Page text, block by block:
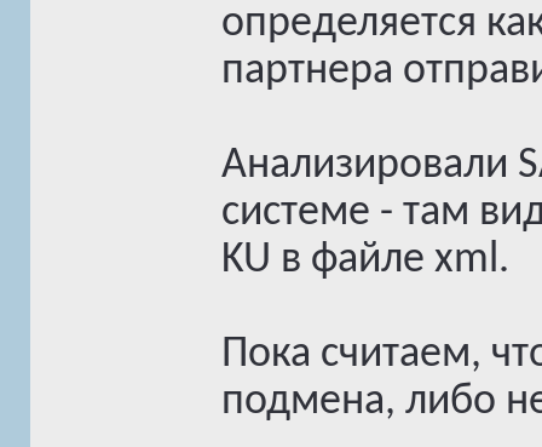
определяется
партнера
Анализировали
системе - там
KU в файле xml.
Пока считаем,
подмена, либо